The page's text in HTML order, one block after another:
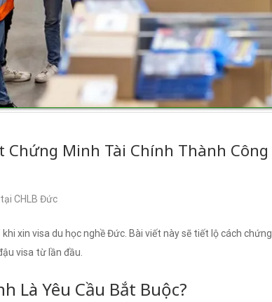
Chứng Minh Tài Chính Thành Công
CHLB Đức
xin visa du học nghề Đức. Bài viết này sẽ tiết lộ cách chứng
visa từ lần đầu.
Là Yêu Cầu Bắt Buộc?